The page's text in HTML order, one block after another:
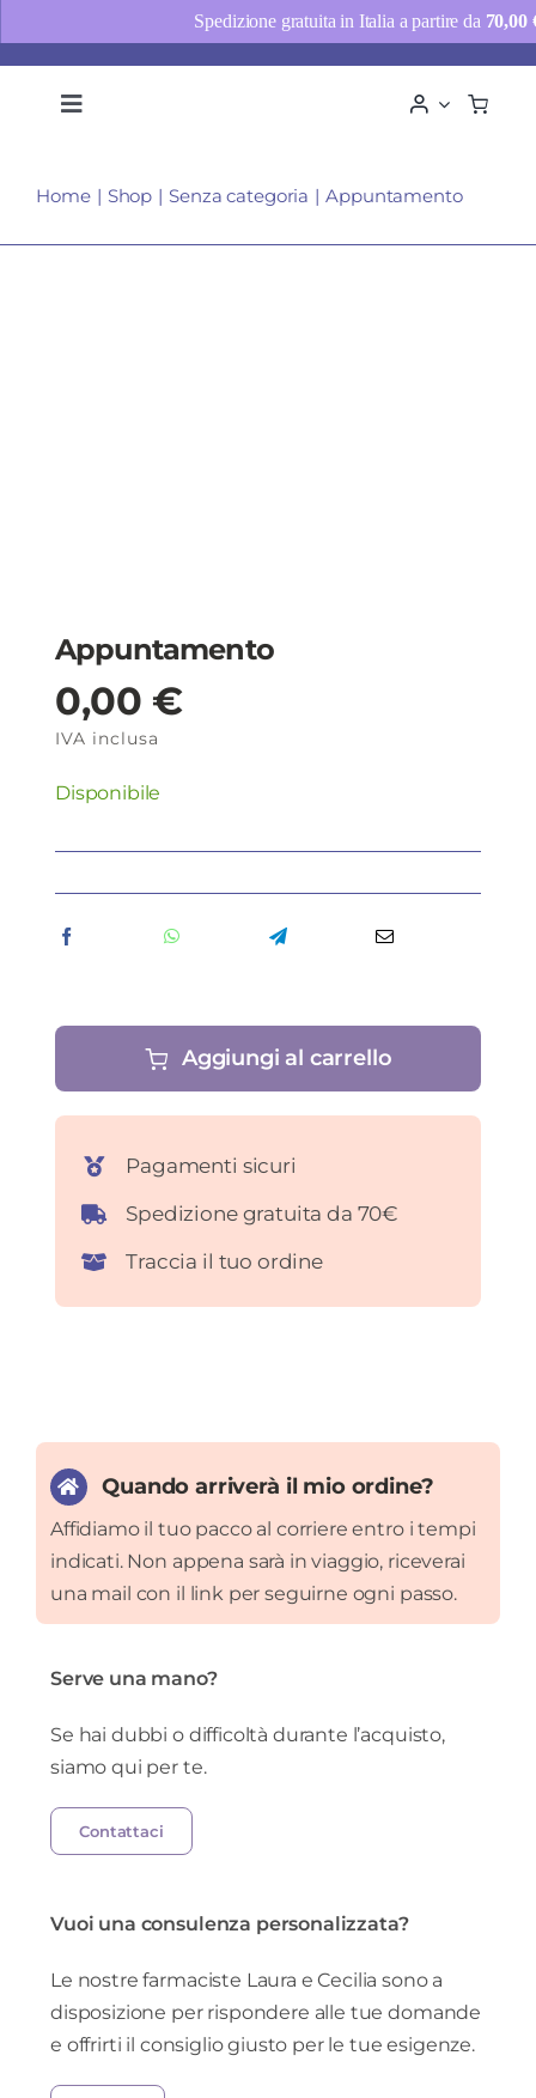
Toggle
Consulenze
Shop
Home Shop Senza categoria Appuntamento
Appuntamento
0,00 €
IVA inclusa
Disponibile
Aggiungi al carrello
Pagamenti sicuri
Spedizione gratuita da 70€
Traccia il tuo ordine
Quando arriverà il mio ordine?
Affidiamo il tuo pacco al corriere entro i tempi
indicati. Non appena sarà in viaggio, riceverai
una mail con il link per seguirne ogni passo.
Serve una mano?
Se hai dubbi o difficoltà durante l’acquisto,
siamo qui per te.
Contattaci
Vuoi una consulenza personalizzata?
Le nostre farmaciste Laura e Cecilia sono a
disposizione per rispondere alle tue domande
e offrirti il consiglio giusto per le tue esigenze.
Spedizione gratuita in Italia a partire da 70,00